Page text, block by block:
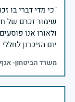
שימור זכרם של
יום הזיכרון
משרד הביטחון-